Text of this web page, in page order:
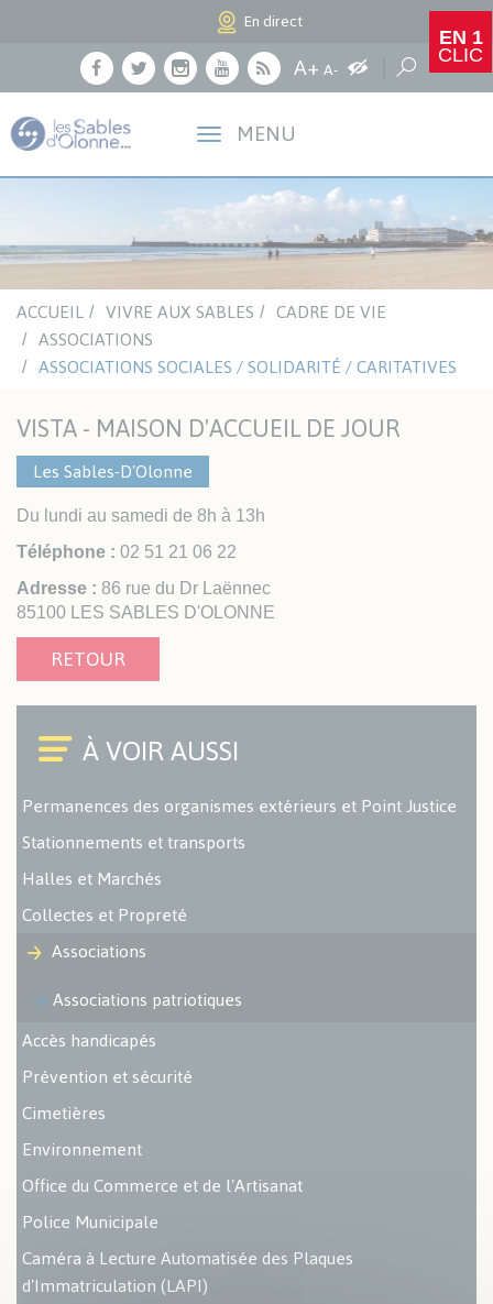
EN 1
CLIC
En direct
Facebook
TwitterInstagram
YoutubeRSSA+Agrandir le texte
A-Réduire le texte
Augmenter les
MENU
ACCUEIL VIVRE AUX SABLES
CADRE DE VIE
ASSOCIATIONS
ASSOCIATIONS SOCIALES / SOLIDARITÉ / CARITATIVES
VISTA - MAISON D'ACCUEIL DE JOUR
Les Sables-D'Olonne
Du lundi au samedi de 8h à 13h
Téléphone : 02 51 21 06 22
Adresse : 86 rue du Dr Laënnec
85100 LES SABLES D'OLONNE
RETOUR
Permanences des organismes extérieurs et Point Justice
Stationnements et transports
Halles et Marchés
Collectes et Propreté
Associations
Associations patriotiques
Accès handicapés
Prévention et sécurité
Cimetières
Environnement
Office du Commerce et de l'Artisanat
Police Municipale
Caméra à Lecture Automatisée des Plaques
d'Immatriculation (LAPI)
Panneau de gestion des cookies